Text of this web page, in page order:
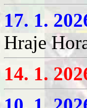
17. 1.
Hraje
14. 1.